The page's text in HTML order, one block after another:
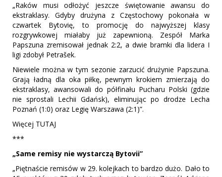
„Raków musi odłożyć jeszcze świętowanie awansu do
ekstraklasy. Gdyby drużyna z Częstochowy pokonała w
czwartek Bytovię, to promocję do najwyższej klasy
rozgrywkowej miałaby już zapewnioną. Zespół Marka
Papszuna zremisował jednak 2:2, a dwie bramki dla lidera I
ligi zdobył Petrašek.
Niewiele można w tym sezonie zarzucić drużynie Papszuna.
Grają ładną dla oka piłkę, pewnym krokiem zmierzają do
ekstraklasy, awansowali do półfinału Pucharu Polski (gdzie
nie sprostali Lechii Gdańsk), eliminując po drodze Lecha
Poznań (1:0) oraz Legię Warszawa (2:1)”.
Więcej TUTAJ
***
„Same remisy nie wystarczą Bytovii”
„Piętnaście remisów w 29. kolejkach to bardzo dużo. Dało to